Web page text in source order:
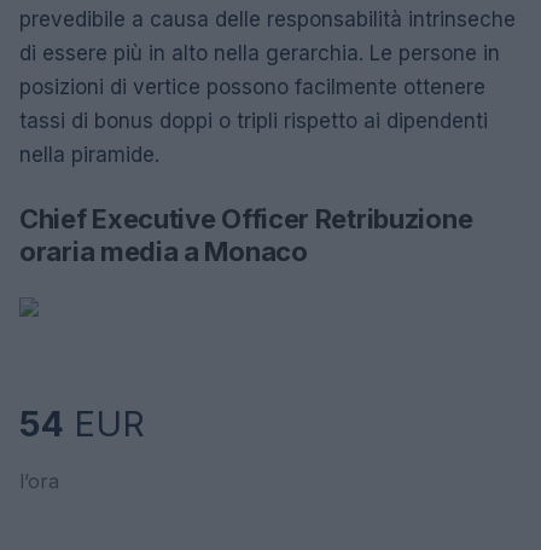
prevedibile a causa delle responsabilità intrinseche
di essere più in alto nella gerarchia. Le persone in
posizioni di vertice possono facilmente ottenere
tassi di bonus doppi o tripli rispetto ai dipendenti
nella piramide.
Chief Executive Officer Retribuzione
oraria media a Monaco
54 EUR
l’ora